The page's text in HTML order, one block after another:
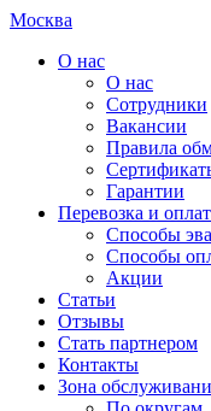
Москва
О нас
О нас
Сотрудники
Вакансии
Правила
Гарантии
Перевозка и
Способы
Способы
Акции
Статьи
Отзывы
Стать партнером
Контакты
Зона